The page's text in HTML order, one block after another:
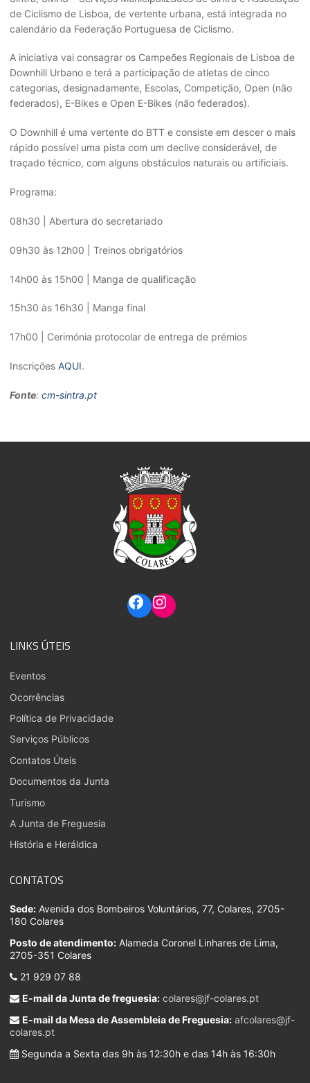
de Ciclismo de Lisboa, de vertente urbana, está integrada no
calendário da Federação Portuguesa de Ciclismo.
A iniciativa vai consagrar os Campeões Regionais de Lisboa de
Downhill Urbano e terá a participação de atletas de cinco
categorias, designadamente, Escolas, Competição, Open (não
federados), E-Bikes e Open E-Bikes (não federados).
O Downhill é uma vertente do BTT e consiste em descer o mais
rápido possível uma pista com um declive considerável, de
traçado técnico, com alguns obstáculos naturais ou artificiais.
Programa:
08h30 | Abertura do secretariado
09h30 às 12h00 | Treinos obrigatórios
14h00 às 15h00 | Manga de qualificação
15h30 às 16h30 | Manga final
17h00 | Cerimónia protocolar de entrega de prémios
Inscrições AQUI.
Fonte: cm-sintra.pt
LINKS ÚTEIS
Eventos
Ocorrências
Política de Privacidade
Serviços Públicos
Contatos Úteis
Documentos da Junta
Turismo
A Junta de Freguesia
História e Heráldica
CONTATOS
Sede: Avenida dos Bombeiros Voluntários, 77, Colares, 2705-
180 Colares
Posto de atendimento: Alameda Coronel Linhares de Lima,
2705-351 Colares
21 929 07 88
E-mail da Junta de freguesia: colares@jf-colares.pt
E-mail da Mesa de Assembleia de Freguesia: afcolares@jf-
colares.pt
Segunda a Sexta das 9h às 12:30h e das 14h às 16:30h